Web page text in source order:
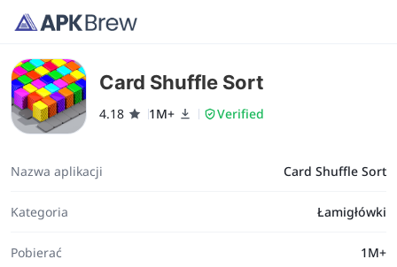
Card Shuffle Sort
4.18 1M+ Verified
Nazwa aplikacji Card Shuffle Sort
Kategoria Łamigłówki
Pobierać 1M+